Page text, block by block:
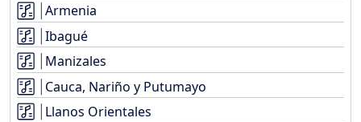
Armenia
Ibagué
Manizales
Cauca, Nariño y Putumayo
Llanos Orientales